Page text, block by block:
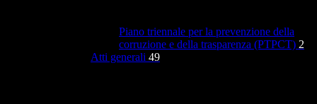
Piano triennale per la prevenzione della
corruzione e della trasparenza (PTPCT) 2
Atti generali 49